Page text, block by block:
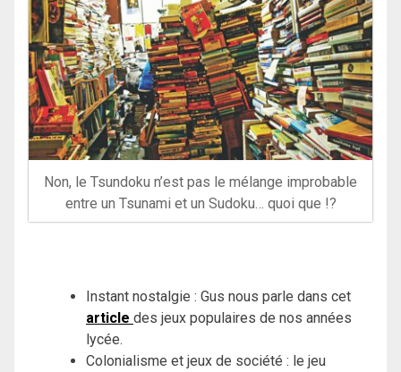
Non, le Tsundoku n’est pas le mélange improbable
entre un Tsunami et un Sudoku… quoi que !?
Instant nostalgie : Gus nous parle dans cet
article des jeux populaires de nos années
lycée.
Colonialisme et jeux de société : le jeu